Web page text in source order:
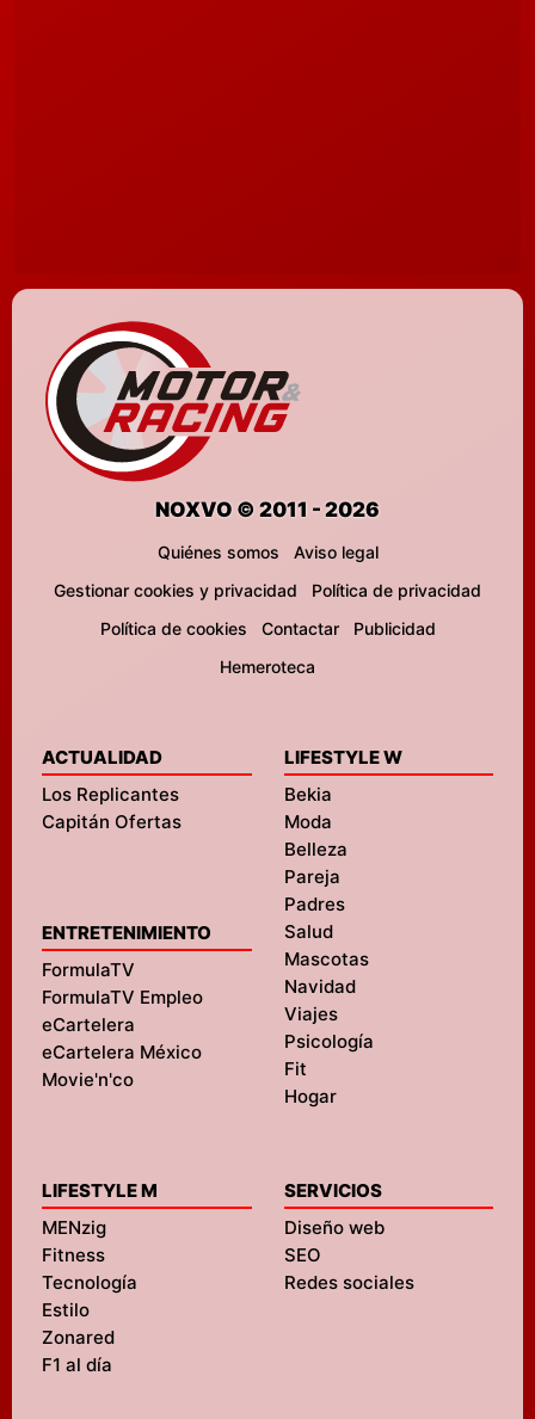
NOXVO © 2011 - 2026
Quiénes somos
Aviso legal
Gestionar cookies y privacidad
Política de privacidad
Política de cookies
Contactar
Publicidad
Hemeroteca
ACTUALIDAD
Los Replicantes
Capitán Ofertas
ENTRETENIMIENTO
FormulaTV
FormulaTV Empleo
eCartelera
eCartelera México
Movie'n'co
LIFESTYLE W
Bekia
Moda
Belleza
Pareja
Padres
Salud
Mascotas
Navidad
Viajes
Psicología
Fit
Hogar
LIFESTYLE M
MENzig
Fitness
Tecnología
Estilo
Zonared
F1 al día
SERVICIOS
Diseño web
SEO
Redes sociales